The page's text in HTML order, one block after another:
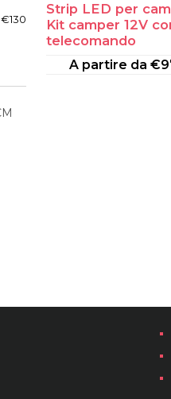
Strip LED per
Kit camper 12V
telecomando
A partire da €
Prezzo
Prezzo
Max
€130